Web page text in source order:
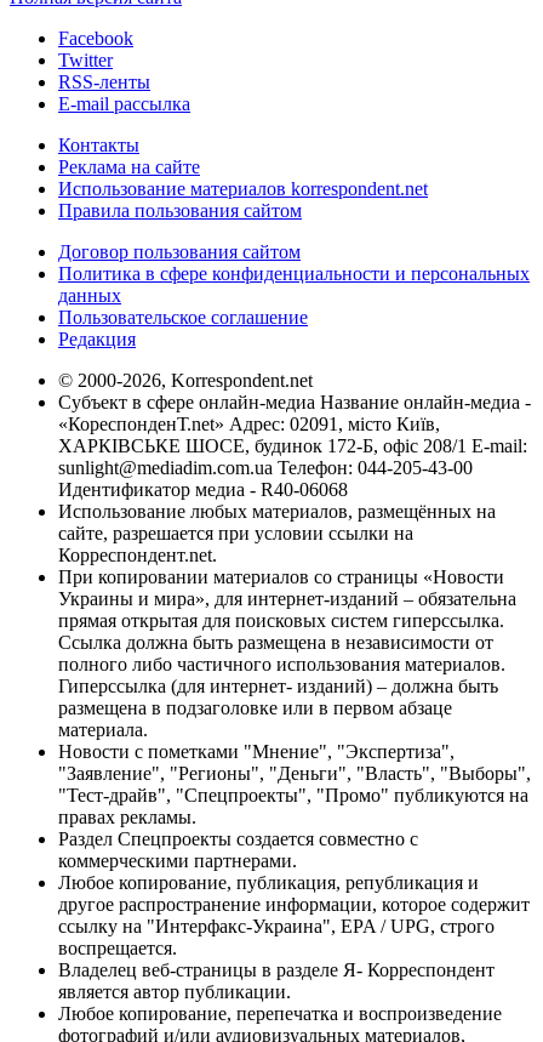
Facebook
Twitter
RSS-ленты
E-mail рассылка
Контакты
Реклама на сайте
Использование материалов korrespondent.net
Правила пользования сайтом
Договор пользования сайтом
Политика в сфере конфиденциальности и персональных
данных
Пользовательское соглашение
Редакция
© 2000-2026, Korrespondent.net
Субъект в сфере онлайн-медиа Название онлайн-медиа -
«КореспонденТ.net» Адрес: 02091, місто Київ,
ХАРКІВСЬКЕ ШОСЕ, будинок 172-Б, офіс 208/1 E-mail:
sunlight@mediadim.com.ua Телефон: 044-205-43-00
Идентификатор медиа - R40-06068
Использование любых материалов, размещённых на
сайте, разрешается при условии ссылки на
Корреспондент.net.
При копировании материалов со страницы «Новости
Украины и мира», для интернет-изданий – обязательна
прямая открытая для поисковых систем гиперссылка.
Ссылка должна быть размещена в независимости от
полного либо частичного использования материалов.
Гиперссылка (для интернет- изданий) – должна быть
размещена в подзаголовке или в первом абзаце
материала.
Новости с пометками "Мнение", "Экспертиза",
"Заявление", "Регионы", "Деньги", "Власть", "Выборы",
"Тест-драйв", "Спецпроекты", "Промо" публикуются на
правах рекламы.
Раздел Спецпроекты создается совместно с
коммерческими партнерами.
Любое копирование, публикация, републикация и
другое распространение информации, которое содержит
ссылку на "Интерфакс-Украина", EPA / UPG, строго
воспрещается.
Владелец веб-страницы в разделе Я- Корреспондент
является автор публикации.
Любое копирование, перепечатка и воспроизведение
фотографий и/или аудиовизуальных материалов,